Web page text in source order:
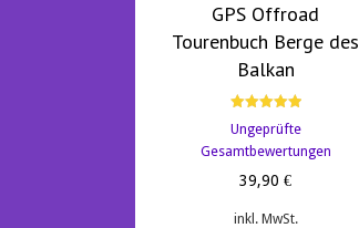
GPS Offroad
Tourenbuch Berge des
Balkan
Bewertet mit
5.00
von 5
Ungeprüfte
Gesamtbewertungen
39,90€
inkl. MwSt.